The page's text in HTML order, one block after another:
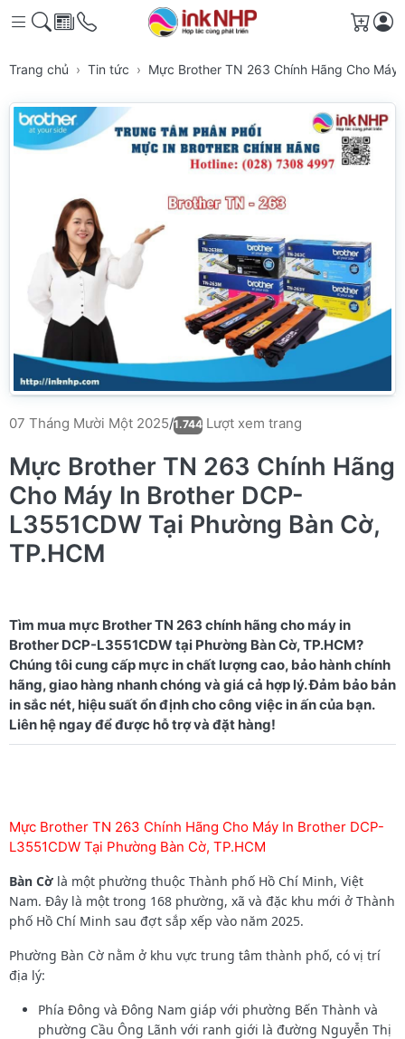
Giỏ
Trang chủ Tin tức Mực Brother TN 263 Chính Hãng Cho Máy
07 Tháng Mười Một 2025/1.744 Lượt xem trang
Mực Brother TN 263 Chính Hãng
Cho Máy In Brother DCP-
L3551CDW Tại Phường Bàn Cờ,
TP.HCM
Tìm mua mực Brother TN 263 chính hãng cho máy in
Brother DCP-L3551CDW tại Phường Bàn Cờ, TP.HCM?
Chúng tôi cung cấp mực in chất lượng cao, bảo hành chính
hãng, giao hàng nhanh chóng và giá cả hợp lý. Đảm bảo bản
in sắc nét, hiệu suất ổn định cho công việc in ấn của bạn.
Mực Brother TN 263 Chính Hãng Cho Máy In Brother DCP-
L3551CDW Tại Phường Bàn Cờ, TP.HCM
Bàn Cờ là một phường thuộc Thành phố Hồ Chí Minh, Việt
Nam. Đây là một trong 168 phường, xã và đặc khu mới ở Thành
phố Hồ Chí Minh sau đợt sắp xếp vào năm 2025.
Phường Bàn Cờ nằm ở khu vực trung tâm thành phố, có vị trí
địa lý:
Phía Đông và Đông Nam giáp với phường Bến Thành và
phường Cầu Ông Lãnh với ranh giới là đường Nguyễn Thị